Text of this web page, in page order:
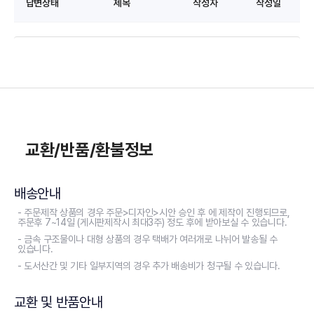
답변상태 제목 작성자 작성일
교환/반품/환불정보
배송안내
- 주문제작 상품의 경우 주문>디자인>시안 승인 후 에 제작이 진행되므로,
주문후 7~14일 (게시판제작시 최대3주) 정도 후에 받아보실 수 있습니다.
- 금속 구조물이나 대형 상품의 경우 택배가 여러개로 나뉘어 발송될 수
있습니다.
- 도서산간 및 기타 일부지역의 경우 추가 배송비가 청구될 수 있습니다.
교환 및 반품안내